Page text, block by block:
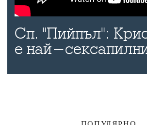
Сп. "Пийпъл":
е най-